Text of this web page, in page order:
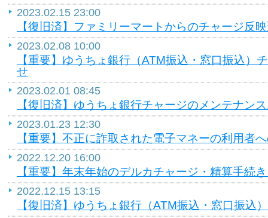
2023.02.15 23:00
【復旧済】ファミリーマートからのチャージ反
2023.02.08 10:00
【重要】ゆうちょ銀行（ATM振込・窓口振込）
せ
2023.02.01 08:45
【復旧済】ゆうちょ銀行チャージのメンテナン
2023.01.23 12:30
【重要】不正に詐取された電子マネーの利用者
2022.12.20 16:00
【重要】年末年始のデルカチャージ・精算手続
2022.12.15 13:15
【復旧済】ゆうちょ銀行（ATM振込・窓口振込